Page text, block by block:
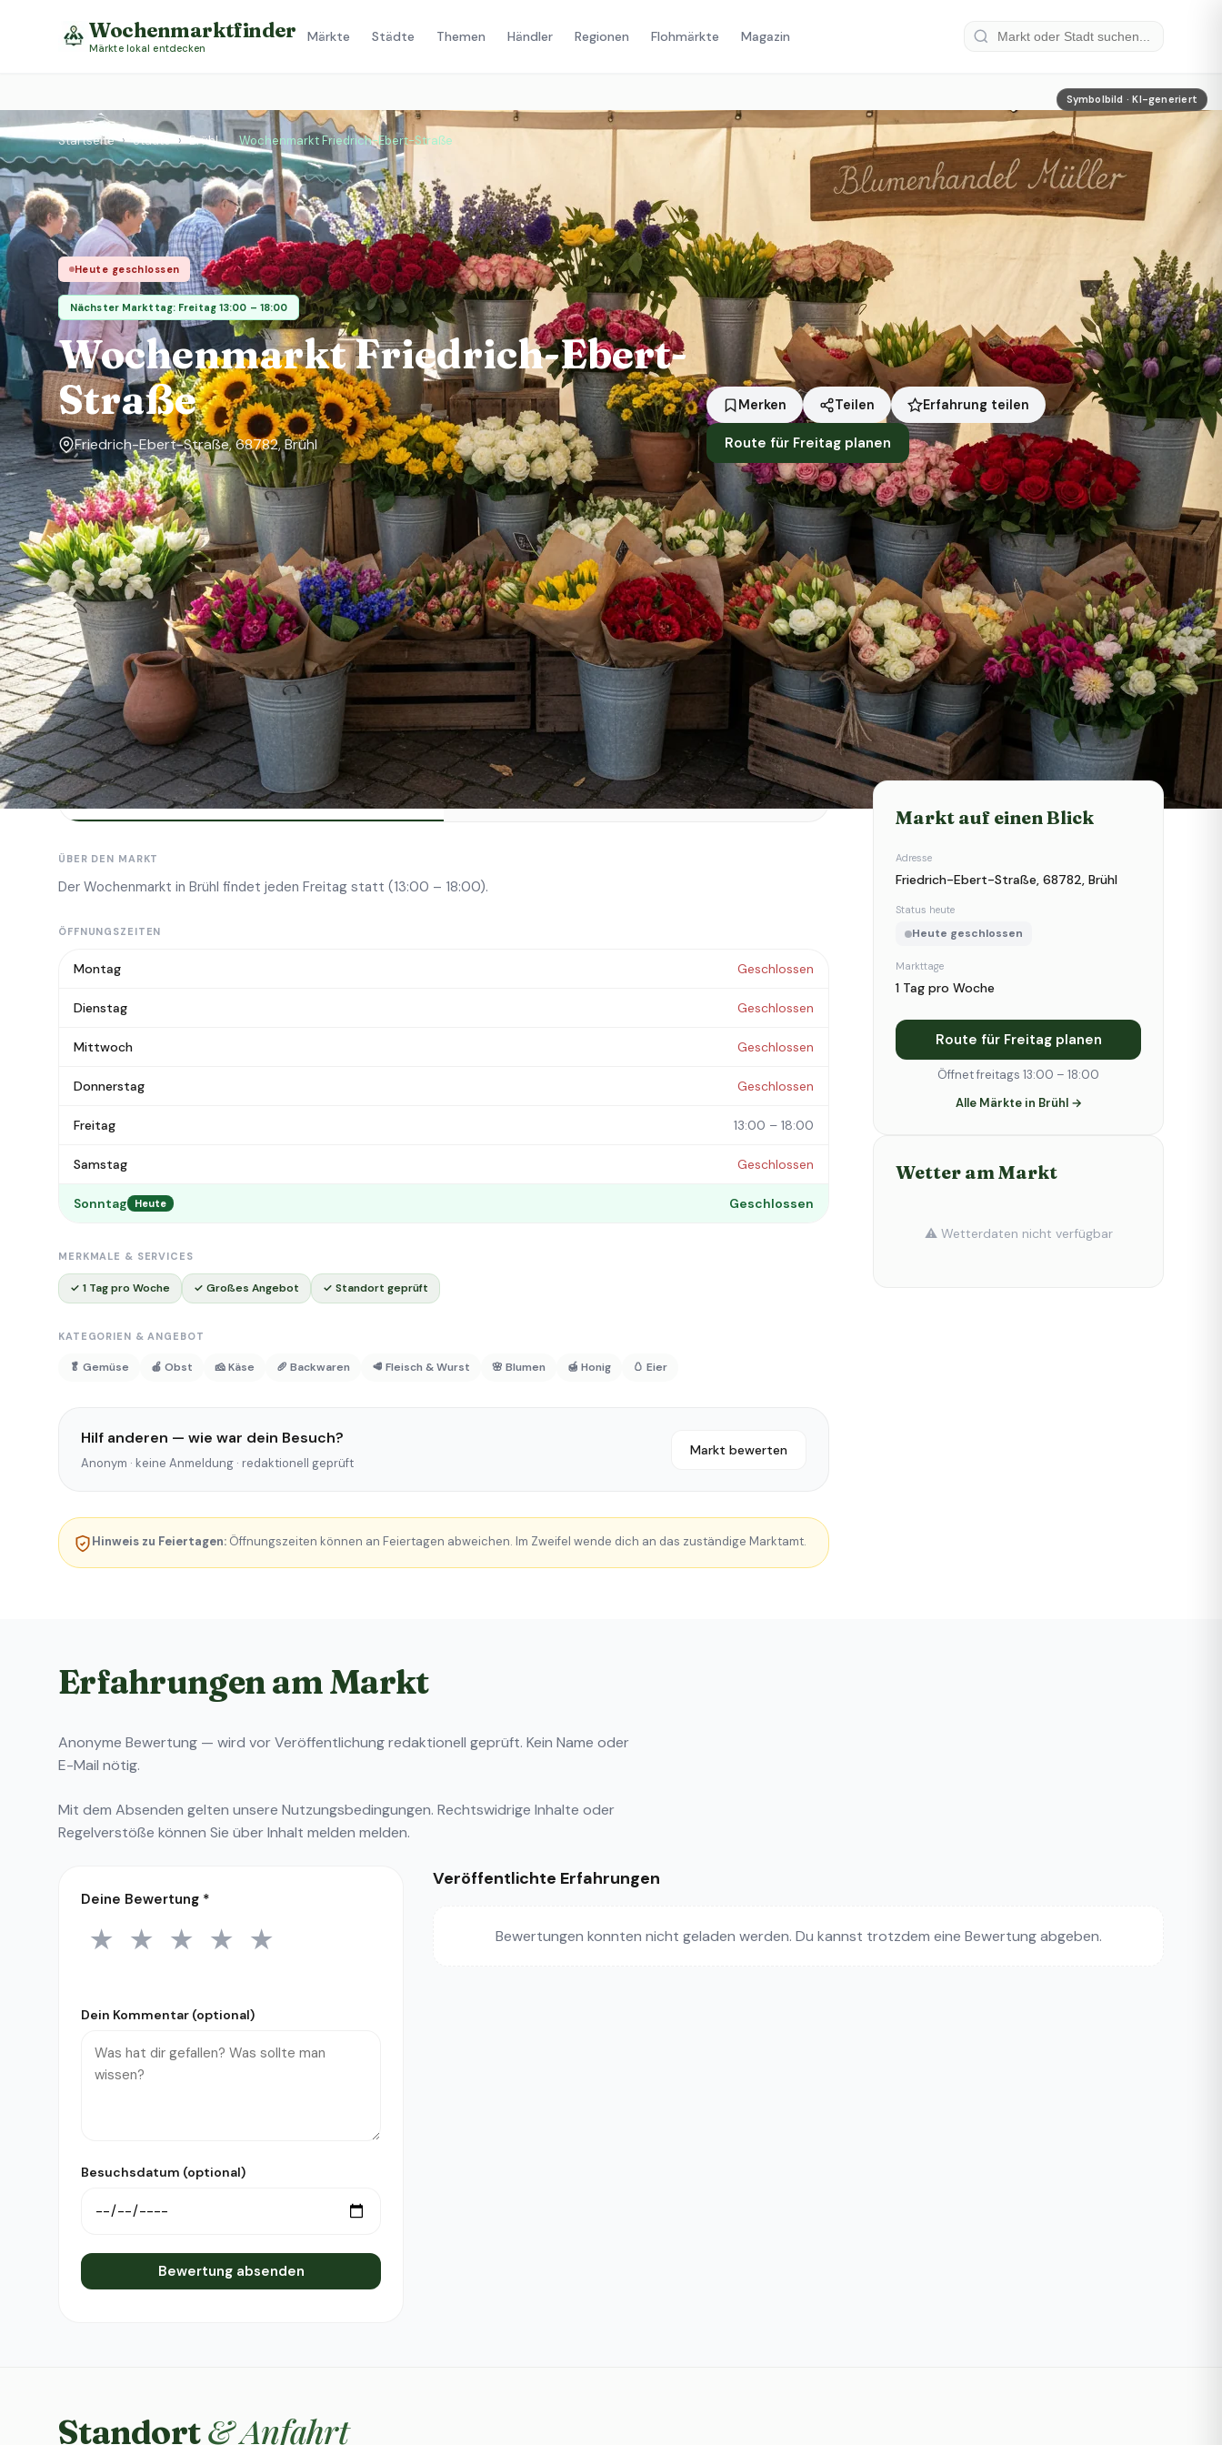
Wochenmarktfinder
Märkte lokal entdecken
Märkte Städte Themen Händler Regionen Flohmärkte Magazin
Symbolbild · KI-generiert
Startseite › Städte › Brühl › Wochenmarkt Friedrich-Ebert-Straße
Heute geschlossen
Nächster Markttag: Freitag 13:00 – 18:00
Wochenmarkt Friedrich-Ebert-
Straße
Friedrich-Ebert-Straße, 68782, Brühl
Merken Teilen Erfahrung teilen
Route für Freitag planen
Symbolbild · KI-generiert
Markttage
Freitag
Standort
Brühl
Status heute
Heute geschlossen
Über den Markt Händler
ÜBER DEN MARKT
Der Wochenmarkt in Brühl findet jeden Freitag statt (13:00 – 18:00).
ÖFFNUNGSZEITEN
Montag Geschlossen
Dienstag Geschlossen
Mittwoch Geschlossen
Donnerstag Geschlossen
Freitag 13:00 – 18:00
Samstag Geschlossen
Sonntag Heute Geschlossen
MERKMALE & SERVICES
✓ 1 Tag pro Woche ✓ Großes Angebot ✓ Standort geprüft
KATEGORIEN & ANGEBOT
🥬 Gemüse 🍎 Obst 🧀 Käse 🥖 Backwaren 🥩 Fleisch & Wurst 🌸 Blumen 🍯 Honig 🥚 Eier
Hilf anderen — wie war dein Besuch?
Anonym · keine Anmeldung · redaktionell geprüft
Markt bewerten
Hinweis zu Feiertagen: Öffnungszeiten können an Feiertagen abweichen. Im Zweifel wende dich an das zuständige Marktamt.
Markt auf einen Blick
Adresse
Friedrich-Ebert-Straße, 68782, Brühl
Status heute
Heute geschlossen
Markttage
1 Tag pro Woche
Route für Freitag planen
Öffnet freitags 13:00 – 18:00
Alle Märkte in Brühl →
Wetter am Markt
⚠️ Wetterdaten nicht verfügbar
Erfahrungen am Markt
Anonyme Bewertung — wird vor Veröffentlichung redaktionell geprüft. Kein Name oder
E-Mail nötig.
Mit dem Absenden gelten unsere Nutzungsbedingungen. Rechtswidrige Inhalte oder
Regelverstöße können Sie überInhalt melden melden.
Deine Bewertung *
1 Stern
★ 2 Sterne
★ 3 Sterne
★ 4 Sterne
★ 5 Sterne
★
Dein Kommentar (optional)
Besuchsdatum (optional)
Bewertung absenden
Veröffentlichte Erfahrungen
Bewertungen konnten nicht geladen werden. Du kannst trotzdem eine Bewertung abgeben.
Standort& Anfahrt